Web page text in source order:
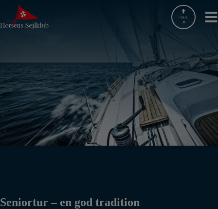
indholdet
- M/S
-
Seniortur – en god tradition